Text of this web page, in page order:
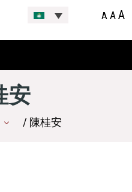
A AA
安
/ 陳桂安